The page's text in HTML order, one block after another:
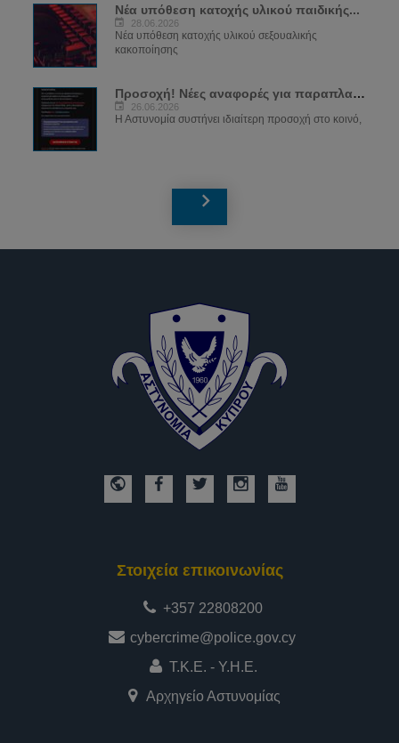
Νέα υπόθεση κατοχής υλικού παιδικής...
28.06.2026
Νέα υπόθεση κατοχής υλικού σεξουαλικής
κακοποίησης
Προσοχή! Νέες αναφορές για παραπλανητικά...
26.06.2026
Η Αστυνομία συστήνει ιδιαίτερη προσοχή στο κοινό,
Στοιχεία επικοινωνίας
+357 22808200
cybercrime@police.gov.cy
Τ.Κ.Ε. - Υ.Η.Ε.
Αρχηγείο Αστυνομίας